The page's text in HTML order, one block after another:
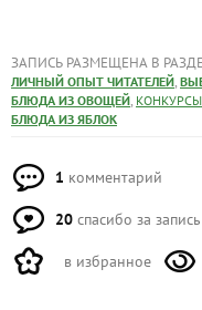
ЗАПИСЬ РАЗМЕЩЕНА В
ЛИЧНЫЙ ОПЫТ ЧИТАТЕЛЕЙ,
БЛЮДА ИЗ ОВОЩЕЙ,
БЛЮДА ИЗ ЯБЛОК
1 комментарий
20 спасибо за запись
в избранное